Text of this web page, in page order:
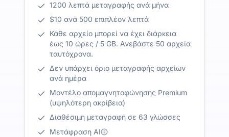
1200 λεπτά μεταγραφής ανά μήνα
$10 ανά 500 επιπλέον λεπτά
Κάθε αρχείο μπορεί να έχει διάρκεια
έως 10 ώρες / 5 GB. Ανεβάστε 50 αρχεία
ταυτόχρονα.
Δεν υπάρχει όριο μεταγραφής αρχείων
ανά ημέρα
Μοντέλο απομαγνητοφώνησης Premium
(υψηλότερη ακρίβεια)
Διαθέσιμη μεταγραφή σε 63 γλώσσες
Μετάφραση AI